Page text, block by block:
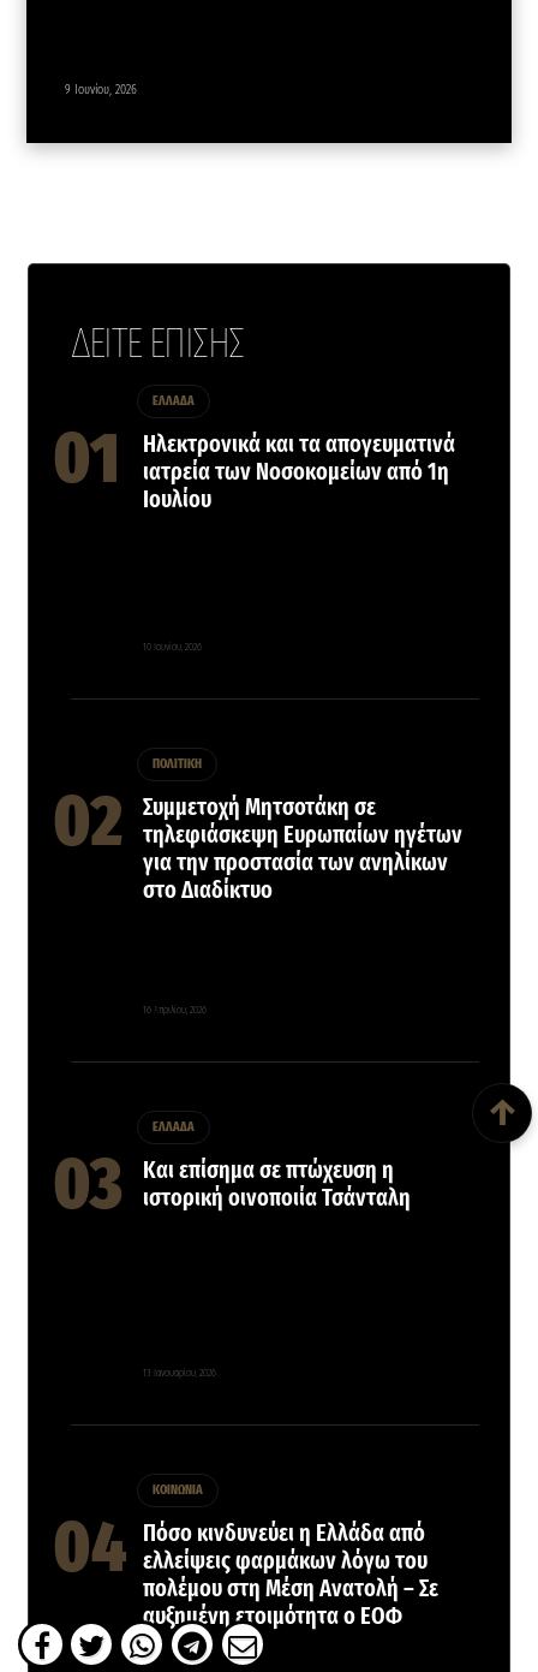
9 Ιουνίου, 2026
ΔΕΙΤΕ ΕΠΙΣΗΣ
ΕΛΛΑΔΑ
Ηλεκτρονικά και τα απογευματινά
ιατρεία των Νοσοκομείων από 1η
Ιουλίου
10 Ιουνίου, 2026
ΠΟΛΙΤΙΚΗ
Συμμετοχή Μητσοτάκη σε
τηλεφιάσκεψη Ευρωπαίων ηγέτων
για την προστασία των ανηλίκων
στο Διαδίκτυο
16 Απριλίου, 2026
ΕΛΛΑΔΑ
Και επίσημα σε πτώχευση η
ιστορική οινοποιία Τσάνταλη
13 Ιανουαρίου, 2026
ΚΟΙΝΩΝΙΑ
Πόσο κινδυνεύει η Ελλάδα από
ελλείψεις φαρμάκων λόγω του
πολέμου στη Μέση Ανατολή – Σε
αυξημένη ετοιμότητα ο ΕΟΦ
Back To Top
↑